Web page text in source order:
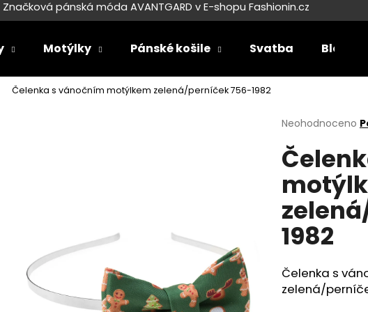
Značková pánská móda AVANTGARD v E-shopu Fashionin.cz
Motýlky Pánské košile Svatba Blog
Čelenka s vánočním motýlkem zelená/perníček 756-1982
Průměrné
produktu
je
5
hvězdiček.
Neohodnoceno
1982
Čelenka s
zelená/
Co potřebujete najít?
SET LÁTKOVÉ ŠLE Y S KOŽENÝM SET LÁTKOVÉ ŠLE Y S